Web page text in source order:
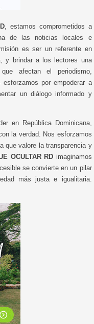
, estamos comprometidos a
de las noticias locales e
es ser un referente en
y brindar a los lectores una
afectan el periodismo,
por empoderar a
un diálogo informado y
en República Dominicana,
la verdad. Nos esforzamos
que valore la transparencia y
OCULTAR RD imaginamos
se convierte en un pilar
más justa e igualitaria.